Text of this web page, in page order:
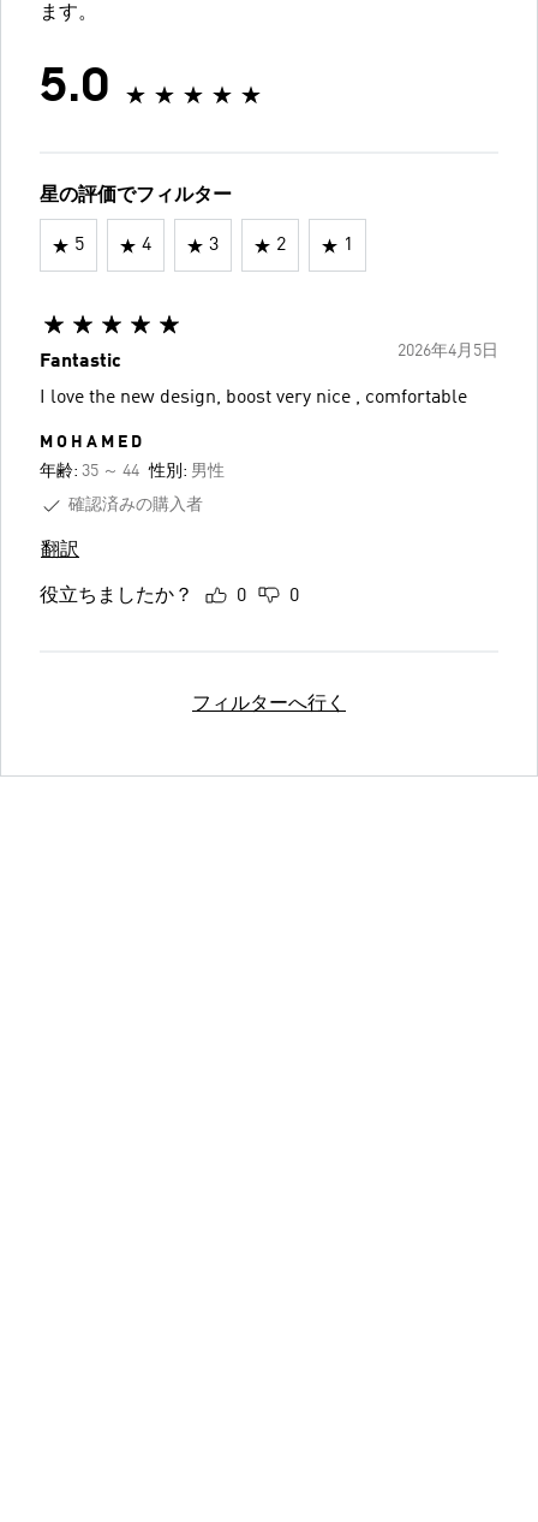
ます。
5.0
星の評価でフィルター
5 4 3 2 1
2026年4月5日
Fantastic
I love the new design, boost very nice , comfortable
M O H A M E D
年齢: 35 ～ 44 性別: 男性
確認済みの購入者
翻訳
役立ちましたか？ 0 0
フィルターへ行く